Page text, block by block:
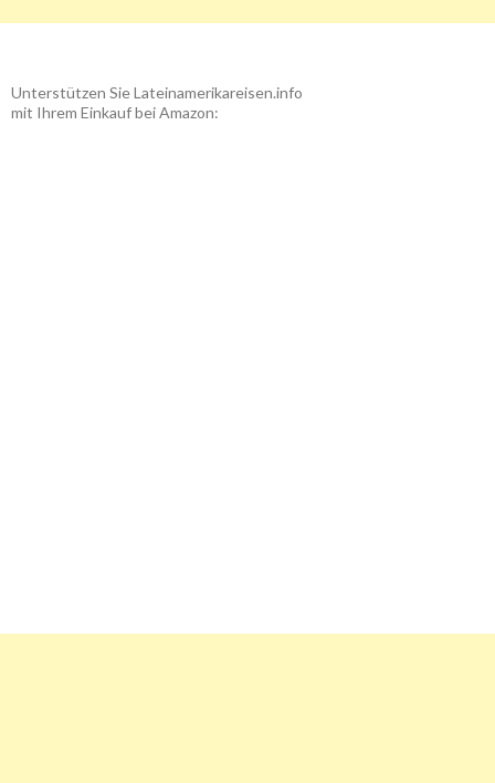
Unterstützen Sie Lateinamerikareisen.info
mit Ihrem Einkauf bei Amazon: